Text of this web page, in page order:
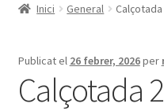
ACTIVITATS
CURSOS
FES-TE SOCI
Inici General
Publicat el 26 febrer, 2026per
Calçotada